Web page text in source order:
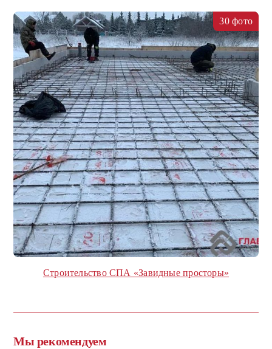
30 фото
Строительство СПА «Завидные просторы»
Мы рекомендуем